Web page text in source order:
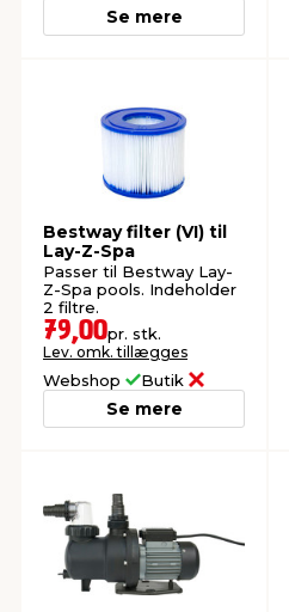
Se mere
Bestway filter (VI) til
Lay-Z-Spa
Passer til Bestway Lay-
Z-Spa pools. Indeholder
2 filtre.
79,00pr. stk.
Lev. omk. tillægges
Webshop Butik
Se mere